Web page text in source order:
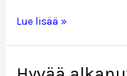
Fender
Lue lisää »